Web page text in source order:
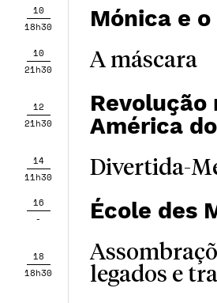
10
18h30
Mónica e
10
21h30
A máscara
12
21h30
Revolução
América
14
11h30
Divertida-
16
-
École des
18
18h30
legados e